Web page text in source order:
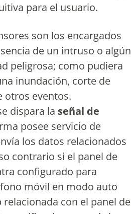
para el usuario.
son los encargados
de un intruso o algún
peligrosa; como pudiera
inundación, corte de
otros eventos.
dispara la señal de
posee servicio de
los datos relacionados
contrario si el panel de
configurado para
móvil en modo auto
con el panel de